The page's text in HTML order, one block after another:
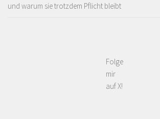
und warum sie trotzdem Pflicht bleibt
Folge
mir
auf X!